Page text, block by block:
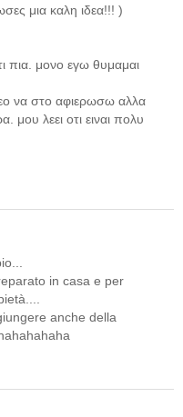
μια καλη ιδεα!!! )
πια. μονο εγω θυμαμαι
να στο αφιερωσω αλλα
λεει οτι ειναι πολυ
in casa e per
anche della